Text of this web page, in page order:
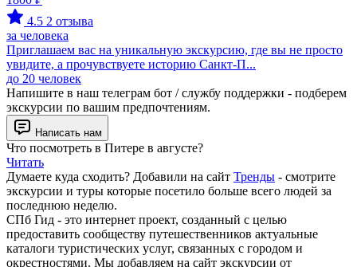
4.5 2 отзыва
за человека
Приглашаем вас на уникальную экскурсию, где вы не просто
увидите, а прочувствуете историю Санкт-П...
до 20 человек
Напишите в наш телеграм бот / службу поддержки - подберем
экскурсии по вашим предпочтениям.
Написать нам
Что посмотреть в Питере в августе?
Читать
Думаете куда сходить? Добавили на сайт Тренды - смотрите
экскурсии и туры которые посетило больше всего людей за
последнюю неделю.
СПб Гид - это интернет проект, созданный с целью
предоставить сообществу путешественников актуальные
каталоги туристических услуг, связанных с городом и
окрестностями. Мы добавляем на сайт экскурсии от